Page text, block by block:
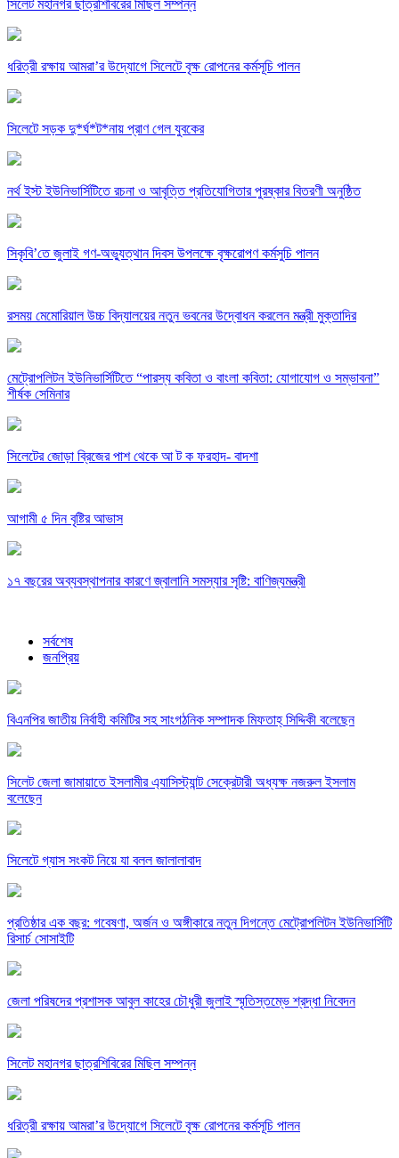
সিলেট মহানগর ছাত্রশিবিরের মিছিল সম্পন্ন
ধরিত্রী রক্ষায় আমরা’র উদ্যোগে সিলেটে বৃক্ষ রোপনের কর্মসূচি পালন
সিলেটে সড়ক দু*র্ঘ*ট*নায় প্রাণ গেল যুবকের
নর্থ ইস্ট ইউনিভার্সিটিতে রচনা ও আবৃত্তি প্রতিযোগিতার পুরষ্কার বিতরণী অনুষ্ঠিত
সিকৃবি’তে জুলাই গণ-অভ্যুত্থান দিবস উপলক্ষে বৃক্ষরোপণ কর্মসুচি পালন
রসময় মেমোরিয়াল উচ্চ বিদ্যালয়ের নতুন ভবনের উদ্বোধন করলেন মন্ত্রী মুক্তাদির
মেট্রোপলিটন ইউনিভার্সিটিতে “পারস্য কবিতা ও বাংলা কবিতা: যোগাযোগ ও সম্ভাবনা”
শীর্ষক সেমিনার
সিলেটের জোড়া ব্রিজের পাশ থেকে আ ট ক ফরহাদ- বাদশা
আগামী ৫ দিন বৃষ্টির আভাস
১৭ বছরের অব্যবস্থাপনার কারণে জ্বালানি সমস্যার সৃষ্টি: বাণিজ্যমন্ত্রী
সর্বশেষ
জনপ্রিয়
বিএনপির জাতীয় নির্বাহী কমিটির সহ সাংগঠনিক সম্পাদক মিফতাহ্ সিদ্দিকী বলেছেন
সিলেট জেলা জামায়াতে ইসলামীর এ্যাসিস্ট্যান্ট সেক্রেটারী অধ্যক্ষ নজরুল ইসলাম
বলেছেন
সিলেটে গ্যাস সংকট নিয়ে যা বলল জালালাবাদ
প্রতিষ্ঠার এক বছর: গবেষণা, অর্জন ও অঙ্গীকারে নতুন দিগন্তে মেট্রোপলিটন ইউনিভার্সিটি
রিসার্চ সোসাইটি
জেলা পরিষদের প্রশাসক আবুল কাহের চৌধুরী জুলাই স্মৃতিস্তম্ভে শ্রদ্ধা নিবেদন
সিলেট মহানগর ছাত্রশিবিরের মিছিল সম্পন্ন
ধরিত্রী রক্ষায় আমরা’র উদ্যোগে সিলেটে বৃক্ষ রোপনের কর্মসূচি পালন